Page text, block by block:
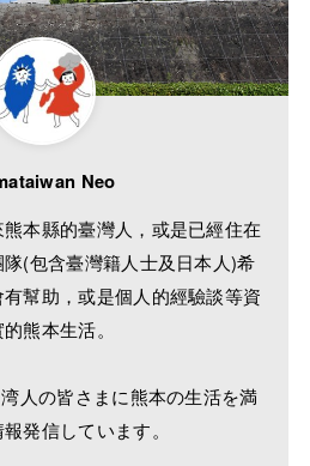
Neo
本縣的臺灣人，或是已經住在
(包含臺灣籍人士及日本人)希
幫助，或是個人的經驗談等資
熊本生活。
人の皆さまに熊本の生活を満
発信しています。